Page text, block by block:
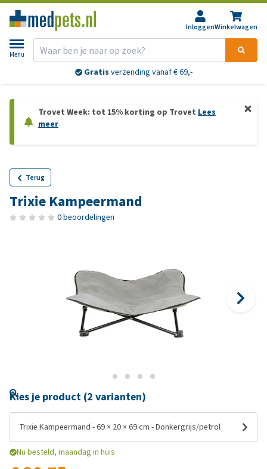
InloggenWinkelwagen
Menu
Gratis verzending vanaf € 69,-
Trovet Week: tot 15% korting op Trovet Lees
meer
Terug
Trixie Kampeermand
0 beoordelingen
Kies je product (2 varianten)
Trixie Kampeermand - 69 × 20 × 69 cm - Donkergrijs/petrol
Nu besteld, maandag in huis